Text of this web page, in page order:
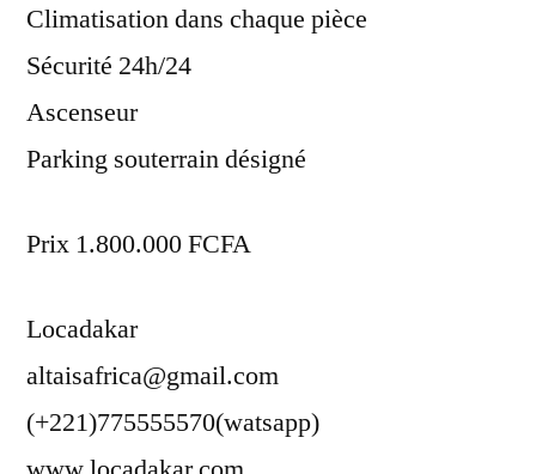
Climatisation dans chaque pièce
Sécurité 24h/24
Ascenseur
Parking souterrain désigné
Prix 1.800.000 FCFA
Locadakar
altaisafrica@gmail.com
(+221)775555570(watsapp)